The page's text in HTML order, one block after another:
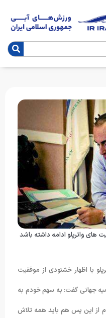
واترپلو ادامه داشته باشد
با اظهار خشنودی از موفقیت
جهانی گفت: به سهم خودم به
از این پس هم باید همه تلاش